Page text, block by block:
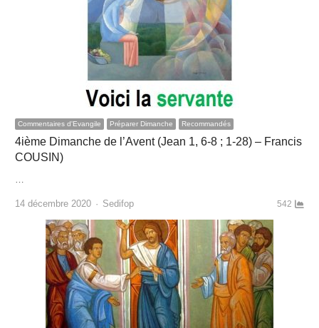
Commentaires d'Evangile Préparer Dimanche Recommandés
4ième Dimanche de l’Avent (Jean 1, 6-8 ; 1-28) – Francis
COUSIN)
14 décembre 2020 Author
Sedifop 542